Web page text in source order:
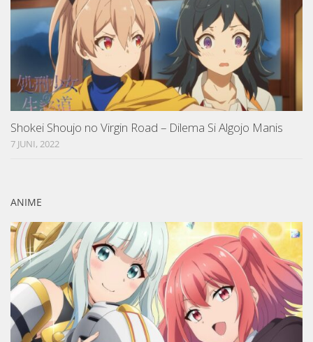
Shokei Shoujo no Virgin Road – Dilema Si Algojo Manis
7 JUNI, 2022
ANIME